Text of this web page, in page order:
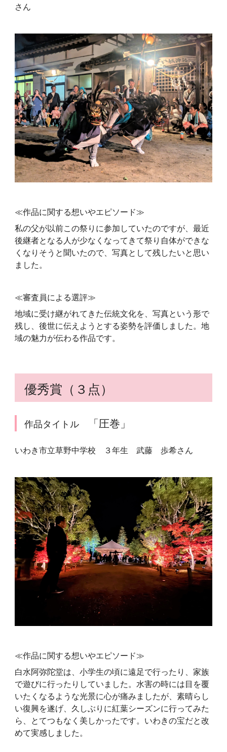
さん
≪作品に関する想いやエピソード≫
私の父が以前この祭りに参加していたのですが、最近
後継者となる人が少なくなってきて祭り自体ができな
くなりそうと聞いたので、写真として残したいと思い
ました。
≪審査員による選評≫
地域に受け継がれてきた伝統文化を、写真という形で
残し、後世に伝えようとする姿勢を評価しました。地
域の魅力が伝わる作品です。
優秀賞（３点）
作品タイトル 「圧巻」
いわき市立草野中学校 ３年生 武藤 歩希さん
≪作品に関する想いやエピソード≫
白水阿弥陀堂は、小学生の頃に遠足で行ったり、家族
で遊びに行ったりしていました。水害の時には目を覆
いたくなるような光景に心が痛みましたが、素晴らし
い復興を遂げ、久しぶりに紅葉シーズンに行ってみた
ら、とてつもなく美しかったです。いわきの宝だと改
めて実感しました。